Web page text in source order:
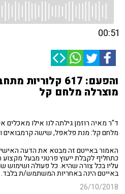
00:51
והפעם: 617
מוצרלה מלחם קל
ד"ר מאיה רוזמן גילתה לנו אילו
מלחם קל: מנת פלאפל, שישה קרמבואים
האמור באייטם זה מבטא את הדעה
כתחליף לקבלת ייעוץ פרטני מבעל
עליו בכל צורה שהיא. כל פעולה ושימוש
באייטם הינה באחריות המשתמש/ת בלבד.
26/10/2018